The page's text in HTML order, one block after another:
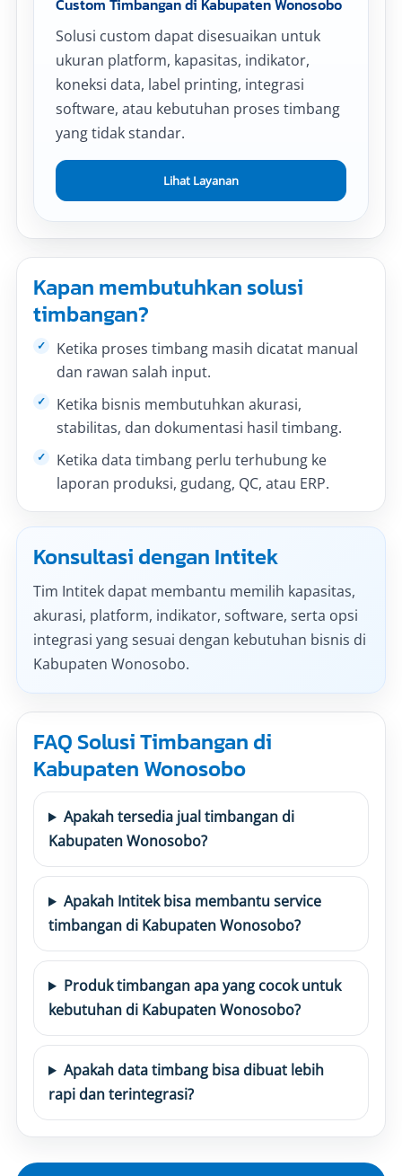
Custom Timbangan di Kabupaten Wonosobo
Solusi custom dapat disesuaikan untuk
ukuran platform, kapasitas, indikator,
koneksi data, label printing, integrasi
software, atau kebutuhan proses timbang
yang tidak standar.
Lihat Layanan
Kapan membutuhkan solusi
timbangan?
Ketika proses timbang masih dicatat manual
dan rawan salah input.
Ketika bisnis membutuhkan akurasi,
stabilitas, dan dokumentasi hasil timbang.
Ketika data timbang perlu terhubung ke
laporan produksi, gudang, QC, atau ERP.
Konsultasi dengan Intitek
Tim Intitek dapat membantu memilih kapasitas,
akurasi, platform, indikator, software, serta opsi
integrasi yang sesuai dengan kebutuhan bisnis di
Kabupaten Wonosobo.
FAQ Solusi Timbangan di
Kabupaten Wonosobo
Apakah tersedia jual timbangan di
Kabupaten Wonosobo?
Apakah Intitek bisa membantu service
timbangan di Kabupaten Wonosobo?
Produk timbangan apa yang cocok untuk
kebutuhan di Kabupaten Wonosobo?
Apakah data timbang bisa dibuat lebih
rapi dan terintegrasi?